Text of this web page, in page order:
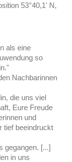
53°40,1' N,
als eine
so
Nachbarinnen
die uns viel
Eure Freude
und
tief beeindruckt
gegangen. [...]
in uns